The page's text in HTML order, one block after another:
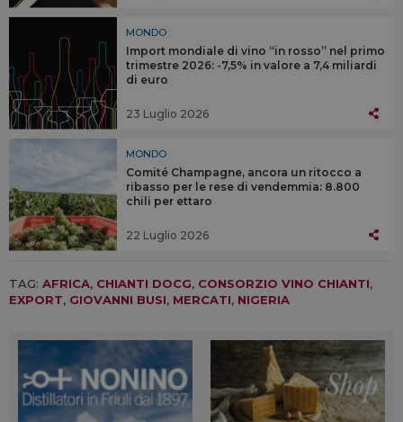
MONDO
Import mondiale di vino “in rosso” nel primo
trimestre 2026: -7,5% in valore a 7,4 miliardi
di euro
23 Luglio 2026
MONDO
Comité Champagne, ancora un ritocco a
ribasso per le rese di vendemmia: 8.800
chili per ettaro
22 Luglio 2026
TAG: AFRICA, CHIANTI DOCG, CONSORZIO VINO CHIANTI,
EXPORT, GIOVANNI BUSI, MERCATI, NIGERIA